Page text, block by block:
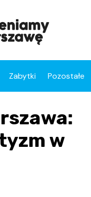
Zabytki Pozostałe
w